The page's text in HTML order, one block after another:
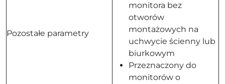
Pozostałe parametry
monitora bez
otworów
montażowych na
uchwycie ścienny lub
biurkowym
Przeznaczony do
monitorów o